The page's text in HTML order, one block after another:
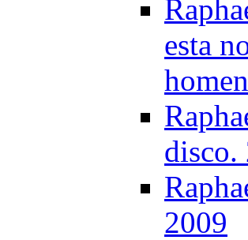
esta
disco.
2009